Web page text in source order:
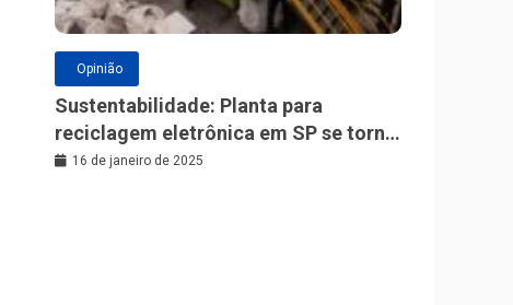
Opinião
Sustentabilidade: Planta para
reciclagem eletrônica em SP se torna
a maior da América Latina
16 de janeiro de 2025